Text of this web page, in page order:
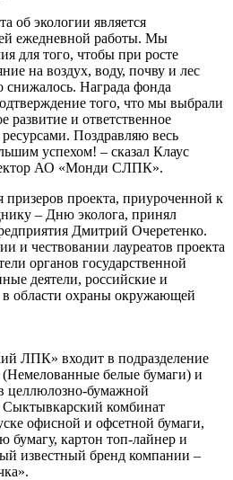
экологии является
ежедневной работы. Мы
для того, чтобы при росте
на воздух, воду, почву и лес
снижалось. Награда фонда
того, что мы выбрали
развитие и ответственное
Поздравляю весь
успехом! – сказал Клаус
АО «Монди СЛПК».
проекта, приуроченной к
– Дню эколога, принял
Дмитрий Очеретенко.
и чествовании лауреатов проекта
органов государственной
деятели, российские и
области охраны окружающей
ЛПК» входит в подразделение
белые бумаги) и
целлюлозно-бумажной
комбинат
офисной и офсетной бумаги,
бумагу, картон топ-лайнер и
известный бренд компании –